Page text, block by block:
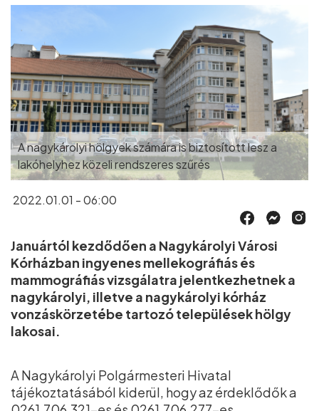
A nagykárolyi hölgyek számára is biztosított lesz a
lakóhelyhez közeli rendszeres szűrés
2022.01.01 - 06:00
Januártól kezdődően a Nagykárolyi Városi
Kórházban ingyenes mellekográfiás és
mammográfiás vizsgálatra jelentkezhetnek a
nagykárolyi, illetve a nagykárolyi kórház
vonzáskörzetébe tartozó települések hölgy
lakosai.
A Nagykárolyi Polgármesteri Hivatal
tájékoztatásából kiderül, hogy az érdeklődők a